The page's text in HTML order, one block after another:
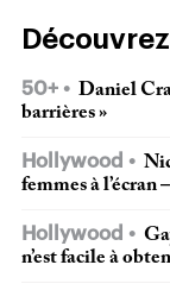
Découvrez
50+
Daniel
barrières »
Hollywood
femmes à l’écran
Hollywood
n’est facile à